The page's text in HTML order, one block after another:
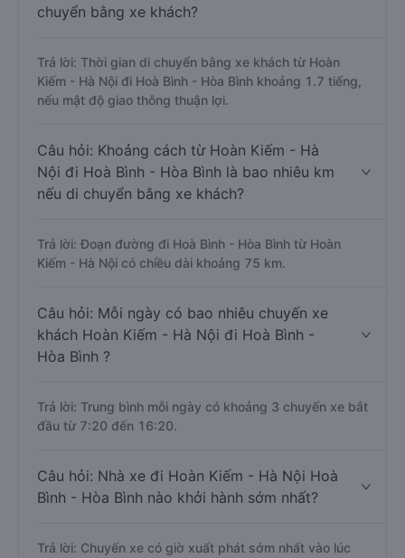
chuyển bằng xe khách?
Trả lời: Thời gian di chuyển bằng xe khách từ Hoàn
Kiếm - Hà Nội đi Hoà Bình - Hòa Bình khoảng 1.7 tiếng,
nếu mật độ giao thông thuận lợi.
Câu hỏi: Khoảng cách từ Hoàn Kiếm - Hà
Nội đi Hoà Bình - Hòa Bình là bao nhiêu km
nếu di chuyển bằng xe khách?
Trả lời: Đoạn đường đi Hoà Bình - Hòa Bình từ Hoàn
Kiếm - Hà Nội có chiều dài khoảng 75 km.
Câu hỏi: Mỗi ngày có bao nhiêu chuyến xe
khách Hoàn Kiếm - Hà Nội đi Hoà Bình -
Hòa Bình ?
Trả lời: Trung bình mỗi ngày có khoảng 3 chuyến xe bắt
đầu từ 7:20 đến 16:20.
Câu hỏi: Nhà xe đi Hoàn Kiếm - Hà Nội Hoà
Bình - Hòa Bình nào khởi hành sớm nhất?
Trả lời: Chuyến xe có giờ xuất phát sớm nhất vào lúc